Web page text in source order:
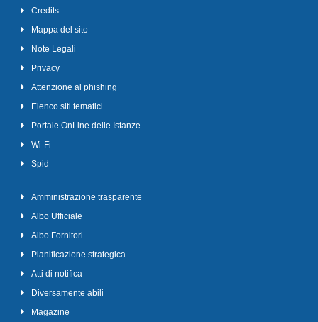
Credits
Mappa del sito
Note Legali
Privacy
Attenzione al phishing
Elenco siti tematici
Portale OnLine delle Istanze
Wi-Fi
Spid
Amministrazione trasparente
Albo Ufficiale
Albo Fornitori
Pianificazione strategica
Atti di notifica
Diversamente abili
Magazine